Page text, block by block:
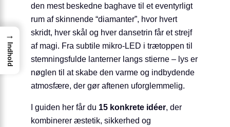
den mest beskedne baghave til et eventyrligt
rum af skinnende “diamanter”, hvor hvert
skridt, hver skål og hver dansetrin får et strejf
af magi. Fra subtile mikro-LED i trætoppen til
stemningsfulde lanterner langs stierne – lys er
nøglen til at skabe den varme og indbydende
atmosfære, der gør aftenen uforglemmelig.
I guiden her får du 15 konkrete idéer, der
kombinerer æstetik, sikkerhed og
→
Indhold